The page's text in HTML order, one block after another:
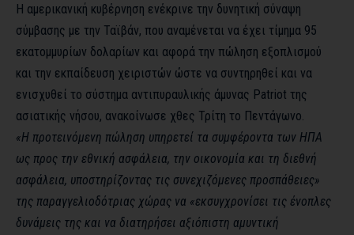
Η αμερικανική κυβέρνηση ενέκρινε την δυνητική σύναψη
σύμβασης με την Ταϊβάν, που αναμένεται να έχει τίμημα 95
εκατομμυρίων δολαρίων και αφορά την πώληση εξοπλισμού
και την εκπαίδευση χειριστών ώστε να συντηρηθεί και να
ενισχυθεί το σύστημα αντιπυραυλικής άμυνας Patriot της
ασιατικής νήσου, ανακοίνωσε χθες Τρίτη το Πεντάγωνο.
«Η προτεινόμενη πώληση υπηρετεί τα συμφέροντα των ΗΠΑ
ως προς την εθνική ασφάλεια, την οικονομία και τη διεθνή
ασφάλεια, υποστηρίζοντας τις συνεχιζόμενες προσπάθειες»
της παραγγελιοδότριας χώρας να «εκσυγχρονίσει τις ένοπλες
δυνάμεις της και να διατηρήσει αξιόπιστη αμυντική